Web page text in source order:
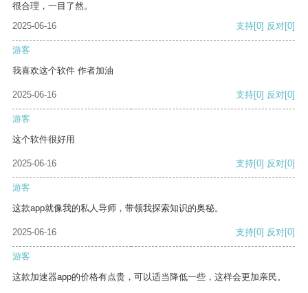
很合理，一目了然。
2025-06-16
支持[0] 反对[0]
游客
我喜欢这个软件 作者加油
2025-06-16 支持[0] 反对[0]
游客
这个软件很好用
2025-06-16 支持[0] 反对[0]
游客
这款app就像我的私人导师，带领我探索知识的奥秘。
2025-06-16 支持[0] 反对[0]
游客
这款加速器app的价格有点贵，可以适当降低一些，这样会更加亲民。